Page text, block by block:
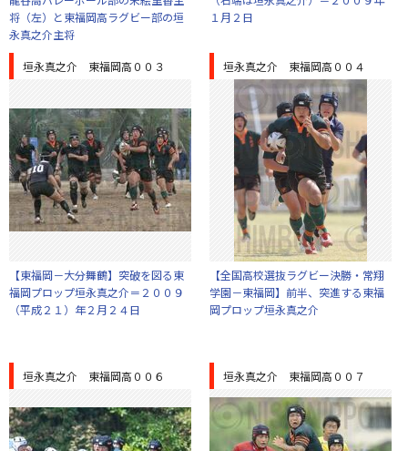
将（左）と東福岡高ラグビー部の垣
永真之介主将
１月２日
垣永真之介 東福岡高００３
【東福岡－大分舞鶴】突破を図る東
福岡プロップ垣永真之介＝２００９
（平成２１）年２月２４日
垣永真之介 東福岡高００４
【全国高校選抜ラグビー決勝・常翔
学園－東福岡】前半、突進する東福
岡プロップ垣永真之介
垣永真之介 東福岡高００６ 垣永真之介 東福岡高００７